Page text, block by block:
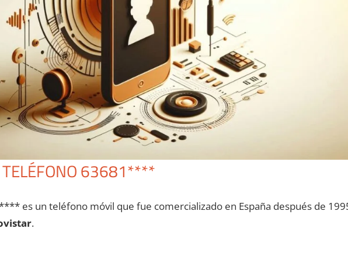
63681****
es un teléfono móvil quе fue comercializado en España después dе
.